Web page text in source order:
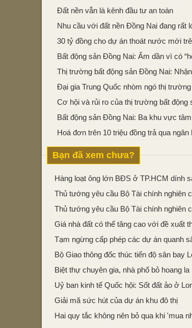
Đất nền vẫn là kênh đầu tư an toàn
Nhu cầu với đất nền Đồng Nai đang rất
30 tỷ đồng cho dự án thoát nước mới
Bất động sản Đồng Nai: Ấm dần vì có
Thị trường bất động sản Đồng Nai:
Đại gia Trung Quốc nhòm ngó thị
Cơ hội và rủi ro của thị trường bất động
Bất động sản Đồng Nai: Ba khu vực
Hoá đơn trên 10 triệu đồng trả qua
Bạn đã xem chưa?
Hàng loạt ông lớn BĐS ở TP.HCM dính
Thủ tướng yêu cầu Bộ Tài chính nghiên
Thủ tướng yêu cầu Bộ Tài chính nghiên
Giá nhà đất có thể tăng cao với đề xuất
Tạm ngừng cấp phép các dự án quanh
Bộ Giao thông đốc thúc tiến độ sân bay
Biệt thự chuyên gia, nhà phố bỏ hoang
Uỷ ban kinh tế Quốc hội: Sốt đất ảo ở
Giải mã sức hút của dự án khu đô thị
Hai quy tắc không nên bỏ qua khi 'mua